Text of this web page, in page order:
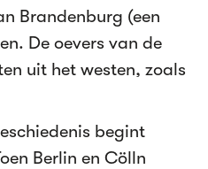
Brandenburg (een
De oevers van de
uit het westen, zoals
begint
Berlin en Cölln